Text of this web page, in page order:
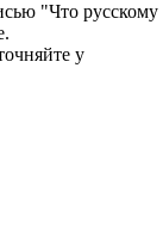
"Что русскому
у